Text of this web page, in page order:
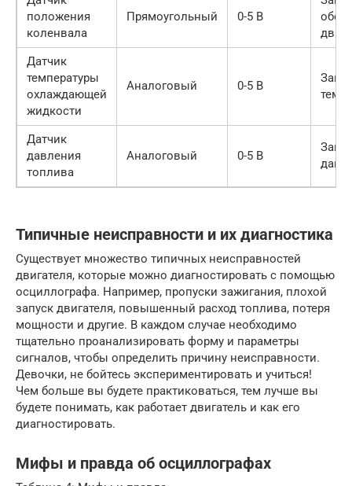
положения
коленвала
Прямоугольный 0-5 В
Датчик
температуры
охлаждающей
жидкости
Аналоговый 0-5 В
Датчик
давления
топлива
Аналоговый 0-5 В
Типичные неисправности и их диагностика
Существует множество типичных неисправностей
двигателя, которые можно диагностировать с помощью
осциллографа. Например, пропуски зажигания, плохой
запуск двигателя, повышенный расход топлива, потеря
мощности и другие. В каждом случае необходимо
тщательно проанализировать форму и параметры
сигналов, чтобы определить причину неисправности.
Девочки, не бойтесь экспериментировать и учиться!
Чем больше вы будете практиковаться, тем лучше вы
будете понимать, как работает двигатель и как его
диагностировать.
Мифы и правда об осциллографах